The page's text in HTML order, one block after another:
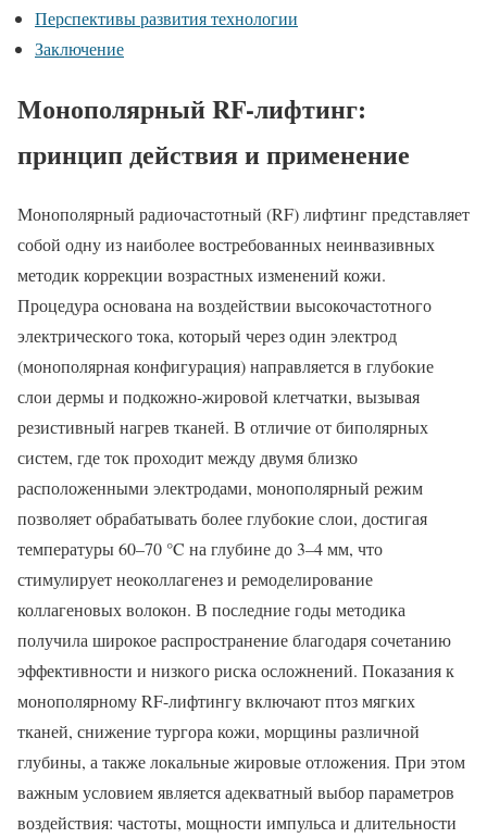
Перспективы развития технологии
Заключение
Монополярный RF-лифтинг:
принцип действия и применение
Монополярный радиочастотный (RF) лифтинг представляет
собой одну из наиболее востребованных неинвазивных
методик коррекции возрастных изменений кожи.
Процедура основана на воздействии высокочастотного
электрического тока, который через один электрод
(монополярная конфигурация) направляется в глубокие
слои дермы и подкожно-жировой клетчатки, вызывая
резистивный нагрев тканей. В отличие от биполярных
систем, где ток проходит между двумя близко
расположенными электродами, монополярный режим
позволяет обрабатывать более глубокие слои, достигая
температуры 60–70 °C на глубине до 3–4 мм, что
стимулирует неоколлагенез и ремоделирование
коллагеновых волокон. В последние годы методика
получила широкое распространение благодаря сочетанию
эффективности и низкого риска осложнений. Показания к
монополярному RF-лифтингу включают птоз мягких
тканей, снижение тургора кожи, морщины различной
глубины, а также локальные жировые отложения. При этом
важным условием является адекватный выбор параметров
воздействия: частоты, мощности импульса и длительности